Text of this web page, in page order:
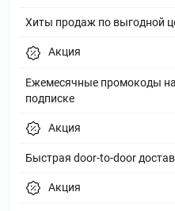
Хиты продаж по выгодной
Акция
Ежемесячные промокоды
подписке
Акция
Быстрая door-to-door
Акция